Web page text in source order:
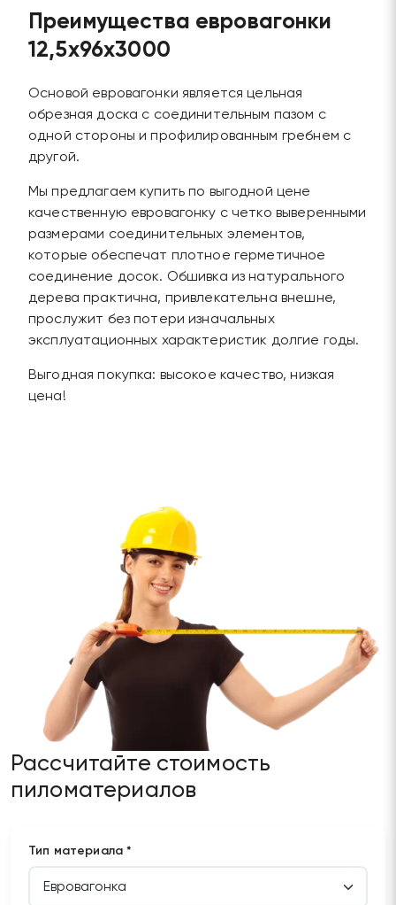
Преимущества евровагонки
12,5х96х3000
Основой евровагонки является цельная
обрезная доска с соединительным пазом с
одной стороны и профилированным гребнем с
другой.
Мы предлагаем купить по выгодной цене
качественную евровагонку с четко выверенными
размерами соединительных элементов,
которые обеспечат плотное герметичное
соединение досок. Обшивка из натурального
дерева практична, привлекательна внешне,
прослужит без потери изначальных
эксплуатационных характеристик долгие годы.
Выгодная покупка: высокое качество, низкая
цена!
Рассчитайте стоимость
пиломатериалов
Тип материала *